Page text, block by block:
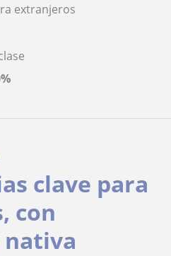
extranjeros
clave para
con